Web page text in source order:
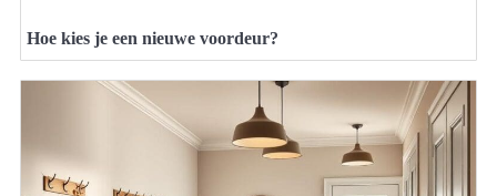
Hoe kies je een nieuwe voordeur?